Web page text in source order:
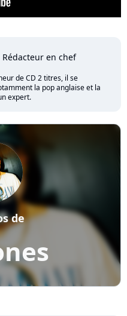
Rédacteur en chef
de CD 2 titres, il se
la pop anglaise et la
expert.
de